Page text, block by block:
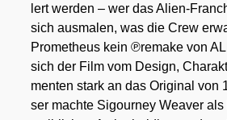
lert wer­den – wer das Ali­en-
sich aus­ma­len, was die Crew
Pro­me­theus kein ℗remake von
sich der Film vom Design,
men­ten stark an das Ori­gi­nal von
ser mach­te Sigour­ney Wea­ver